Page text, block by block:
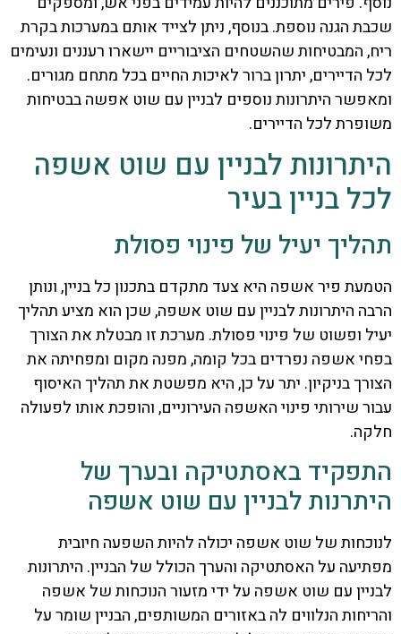
שכבת הגנה נוספת. בנוסף, ניתן לצייד אותם במערכות בקרת
ריח, המבטיחות שהשטחים הציבוריים יישארו רעננים ונעימים
לכל הדיירים, יתרון ברור לאיכות החיים בכל מתחם מגורים.
ומאפשר היתרונות נוספים לבניין עם שוט אפשה בבטיחות
משופרת לכל הדיירים.
היתרונות לבניין עם שוט אשפה
לכל בניין בעיר
תהליך יעיל של פינוי פסולת
הטמעת פיר אשפה היא צעד מתקדם בתכנון כל בניין, ונותן
הרבה היתרונות לבניין עם שוט אשפה, שכן הוא מציע תהליך
יעיל ופשוט של פינוי פסולת. מערכת זו מבטלת את הצורך
בפחי אשפה נפרדים בכל קומה, מפנה מקום ומפחיתה את
הצורך בניקיון. יתר על כן, היא מפשטת את תהליך האיסוף
עבור שירותי פינוי האשפה העירוניים, והופכת אותו לפעולה
חלקה.
התפקיד באסתטיקה ובערך של
היתרנות לבניין עם שוט אשפה
לנוכחות של שוט אשפה יכולה להיות השפעה חיובית
מפתיעה על האסתטיקה והערך הכולל של הבניין. היתרונות
לבניין עם שוט אשפה על ידי מזעור הנוכחות של אשפה
והריחות הנלווים לה באזורים המשותפים, הבניין שומר על